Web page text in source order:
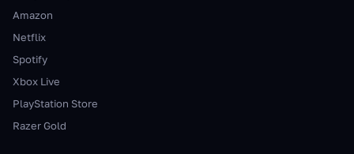
Amazon
Netflix
Spotify
Xbox Live
PlayStation Store
Razer Gold